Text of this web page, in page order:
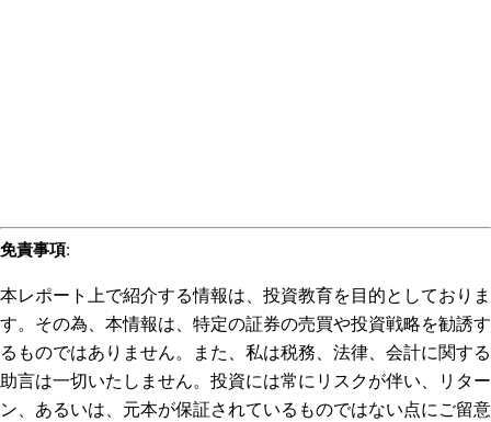
免責事項:
本レポート上で紹介する情報は、投資教育を目的としておりま
す。その為、本情報は、特定の証券の売買や投資戦略を勧誘す
るものではありません。また、私は税務、法律、会計に関する
助言は一切いたしません。投資には常にリスクが伴い、リター
ン、あるいは、元本が保証されているものではない点にご留意